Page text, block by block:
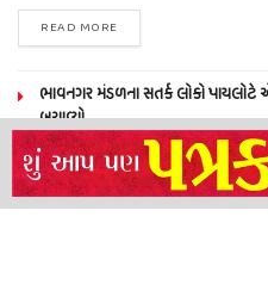
READ MORE
ભાવનગર મંડળના સતર્ક લોકો
બચાવ્યો
NEERAJ TIWARI’S ACTION
REMO D’SOUZA AND A POWER-
ધારી પત્રકાર સંઘ – અમરેલી બ્રોડગેજ